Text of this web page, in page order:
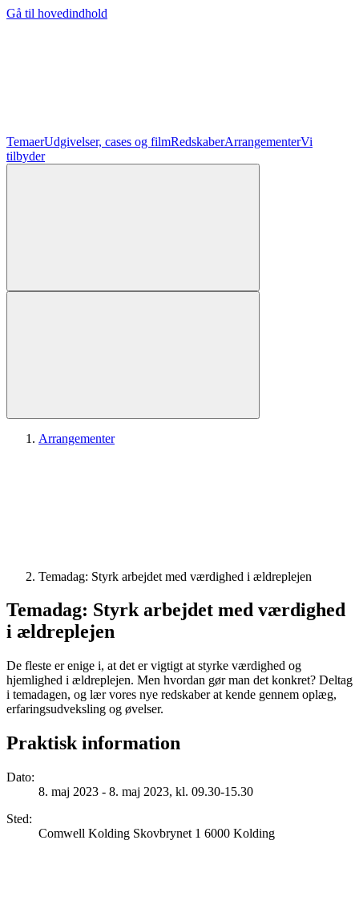
Gå til hovedindhold
TemaerUdgivelser, cases og filmRedskaberArrangementerVi
tilbyder
Arrangementer
Temadag: Styrk arbejdet med værdighed i ældreplejen
Temadag: Styrk arbejdet med værdighed
i ældreplejen
De fleste er enige i, at det er vigtigt at styrke værdighed og
hjemlighed i ældreplejen. Men hvordan gør man det konkret? Deltag
i temadagen, og lær vores nye redskaber at kende gennem oplæg,
erfaringsudveksling og øvelser.
Praktisk information
Dato:
8. maj 2023 - 8. maj 2023, kl. 09.30-15.30
Sted:
Comwell Kolding Skovbrynet 1 6000 Kolding